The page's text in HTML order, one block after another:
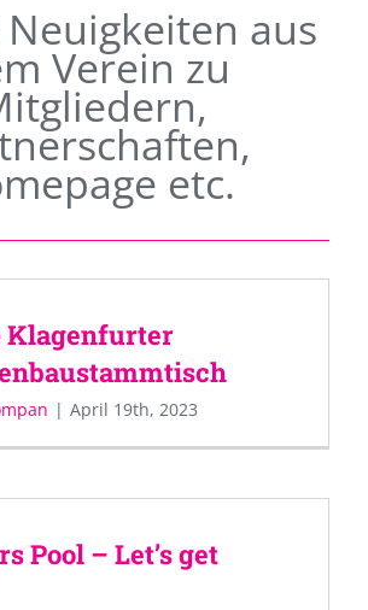
aus
Verein zu
etc.
Klagenfurter
| April 19th, 2023
Pool – Let’s get